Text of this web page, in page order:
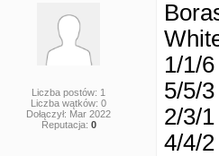
Liczba postów: 1
Liczba wątków: 0
Dołączył: Mar 2022
Reputacja: 0
1/1/6
5/5/3
2/3/1
4/4/2